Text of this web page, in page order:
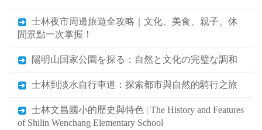
士林夜市周邊旅遊全攻略｜文化、美食、親子、休
閒景點一次掌握！
陽明山国家公園を探る：自然と文化の完璧な調和
士林到淡水自行車道：探索都市與自然的騎行之旅
士林文昌國小的歷史與特色 | The History and Features
of Shilin Wenchang Elementary School